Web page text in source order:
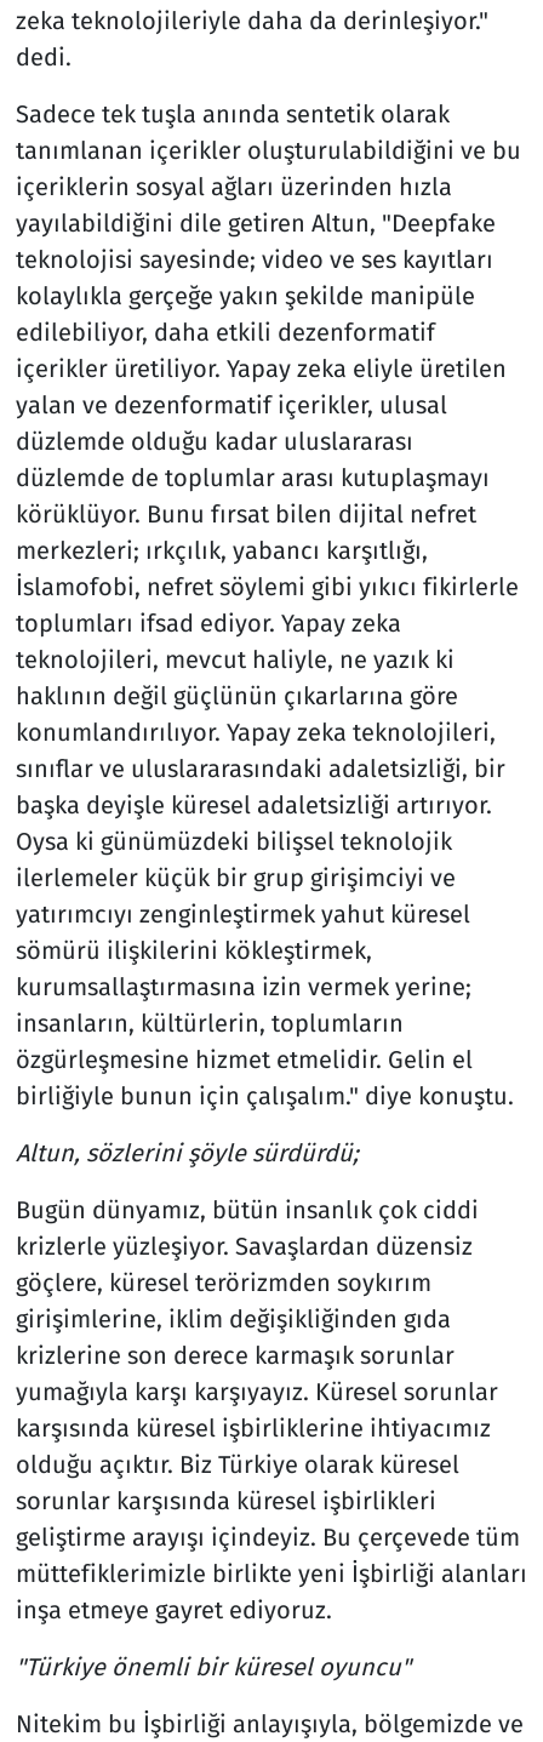
zeka teknolojileriyle daha da derinleşiyor."
dedi.
Sadece tek tuşla anında sentetik olarak
tanımlanan içerikler oluşturulabildiğini ve bu
içeriklerin sosyal ağları üzerinden hızla
yayılabildiğini dile getiren Altun, "Deepfake
teknolojisi sayesinde; video ve ses kayıtları
kolaylıkla gerçeğe yakın şekilde manipüle
edilebiliyor, daha etkili dezenformatif
içerikler üretiliyor. Yapay zeka eliyle üretilen
yalan ve dezenformatif içerikler, ulusal
düzlemde olduğu kadar uluslararası
düzlemde de toplumlar arası kutuplaşmayı
körüklüyor. Bunu fırsat bilen dijital nefret
merkezleri; ırkçılık, yabancı karşıtlığı,
İslamofobi, nefret söylemi gibi yıkıcı fikirlerle
toplumları ifsad ediyor. Yapay zeka
teknolojileri, mevcut haliyle, ne yazık ki
haklının değil güçlünün çıkarlarına göre
konumlandırılıyor. Yapay zeka teknolojileri,
sınıflar ve uluslararasındaki adaletsizliği, bir
başka deyişle küresel adaletsizliği artırıyor.
Oysa ki günümüzdeki bilişsel teknolojik
ilerlemeler küçük bir grup girişimciyi ve
yatırımcıyı zenginleştirmek yahut küresel
sömürü ilişkilerini kökleştirmek,
kurumsallaştırmasına izin vermek yerine;
insanların, kültürlerin, toplumların
özgürleşmesine hizmet etmelidir. Gelin el
birliğiyle bunun için çalışalım." diye konuştu.
Altun, sözlerini şöyle sürdürdü;
Bugün dünyamız, bütün insanlık çok ciddi
krizlerle yüzleşiyor. Savaşlardan düzensiz
göçlere, küresel terörizmden soykırım
girişimlerine, iklim değişikliğinden gıda
krizlerine son derece karmaşık sorunlar
yumağıyla karşı karşıyayız. Küresel sorunlar
karşısında küresel işbirliklerine ihtiyacımız
olduğu açıktır. Biz Türkiye olarak küresel
sorunlar karşısında küresel işbirlikleri
geliştirme arayışı içindeyiz. Bu çerçevede tüm
müttefiklerimizle birlikte yeni İşbirliği alanları
inşa etmeye gayret ediyoruz.
"Türkiye önemli bir küresel oyuncu"
Nitekim bu İşbirliği anlayışıyla, bölgemizde ve